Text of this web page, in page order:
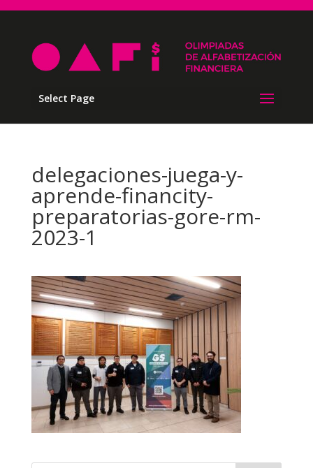
Select Page
delegaciones-juega-y-
aprende-financity-
preparatorias-gore-rm-
2023-1